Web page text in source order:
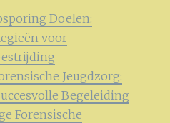
Doelen:
voor
Jeugdzorg:
Begeleiding
Forensische